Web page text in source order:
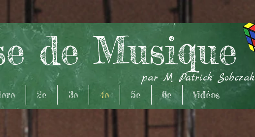
2e 3e 4e 5e 6e Vidéos
par M. Patrick Sobczak
de Musique